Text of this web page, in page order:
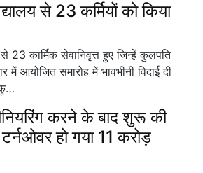
से 23 कर्मियों को किया
से 23 कार्मिक सेवानिवृत्त हुए जिन्हें कुलपति
में आयोजित समारोह में भावभीनी विदाई दी
कु…
करने के बाद शुरू की
हो गया 11 करोड़